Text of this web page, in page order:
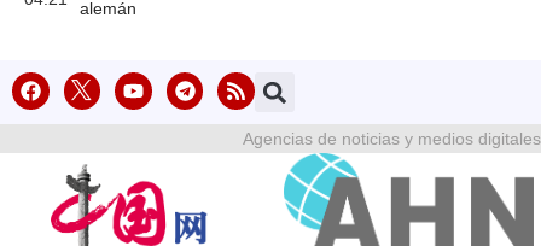
alemán
Agencias de noticias y medios digitales